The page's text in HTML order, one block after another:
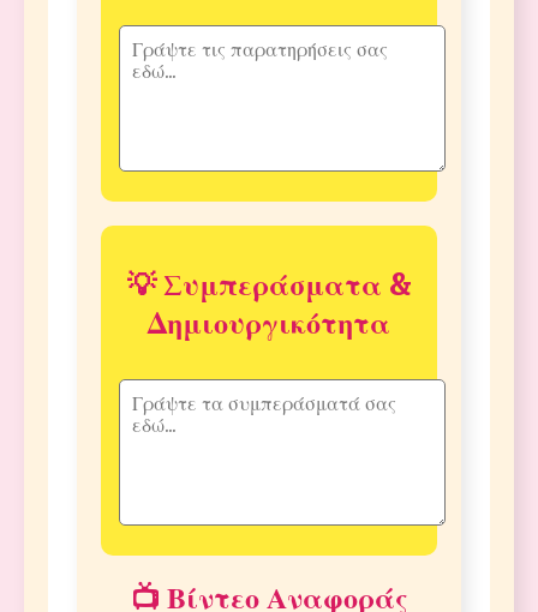
💡 Συμπεράσματα &
Δημιουργικότητα
📺 Βίντεο Αναφοράς